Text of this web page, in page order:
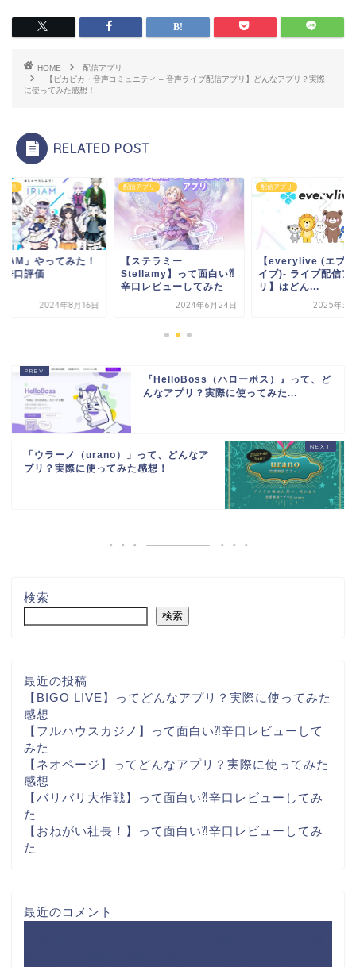
HOME
配信アプリ
【ピカピカ・音声コミュニティ – 音声ライブ配信アプリ】どんなアプリ？実際
に使ってみた感想！
RELATED POST
プリ
」やってみた！
辛口評価
2024年8月16日
配信アプリ
【ステラミー
Stellamy】って面白い⁈
辛口レビューしてみた
2024年6月24日
配信アプリ
【everylive (エブ
イブ)- ライブ配信ア
リ】はどん...
2025年3
『HelloBoss（ハローボス）』って、ど
んなアプリ？実際に使ってみた...
「ウラーノ（urano）」って、どんなア
プリ？実際に使ってみた感想！
検索
検索
最近の投稿
【BIGO LIVE】ってどんなアプリ？実際に使ってみた
感想
【フルハウスカジノ】って面白い⁈辛口レビューして
みた
【ネオページ】ってどんなアプリ？実際に使ってみた
感想
【バリバリ大作戦】って面白い⁈辛口レビューしてみ
た
【おねがい社長！】って面白い⁈辛口レビューしてみ
た
最近のコメント